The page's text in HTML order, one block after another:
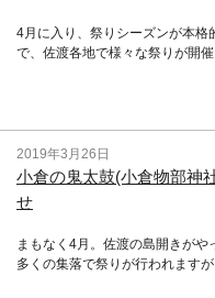
4月に入り、祭りシーズンが本格
で、佐渡各地で様々な祭りが開
2019年3月26日
小倉の鬼太鼓(小倉物部神
せ
まもなく4月。佐渡の島開きが
多くの集落で祭りが行われます